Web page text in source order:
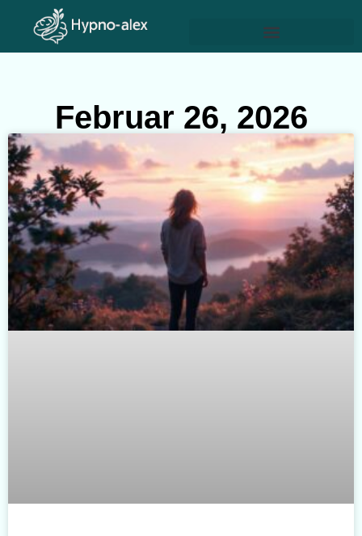
Februar 26, 2026